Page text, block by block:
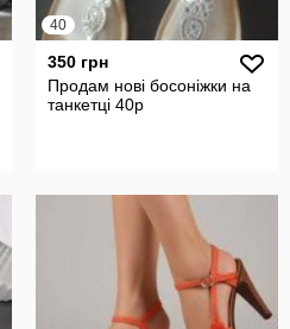
40
350 грн
Продам нові босоніжки на
танкетці 40р